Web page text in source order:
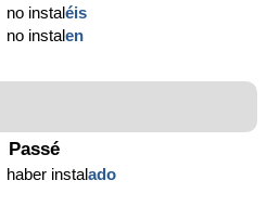
no instaléis
no instalen
Passé
haber instalado